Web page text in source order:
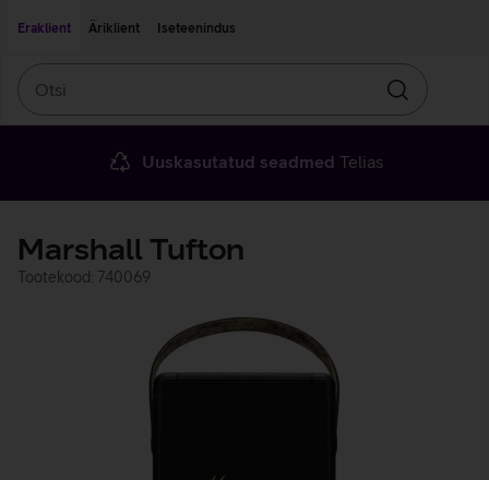
Eraklient
Äriklient Iseteenindus
Otsin
Uuskasutatud seadmed Telias
Marshall Tufton
Tootekood: 740069